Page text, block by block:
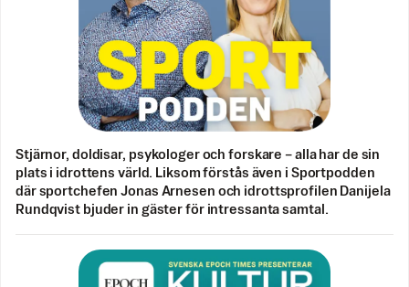
Stjärnor, doldisar, psykologer och forskare – alla har de sin
plats i idrottens värld. Liksom förstås även i Sportpodden
där sportchefen Jonas Arnesen och idrottsprofilen Danijela
Rundqvist bjuder in gäster för intressanta samtal.